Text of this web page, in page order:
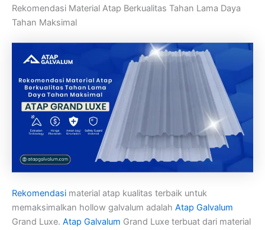
Rekomendasi Material Atap Berkualitas Tahan Lama Daya
Tahan Maksimal
Rekomendasi material atap kualitas terbaik untuk
memaksimalkan hollow galvalum adalah Atap Galvalum
Grand Luxe. Atap Galvalum Grand Luxe terbuat dari material